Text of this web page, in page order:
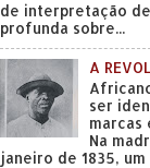
de interpretação
profunda sobre...
A
ser
marcas
Na
janeiro de 1835,